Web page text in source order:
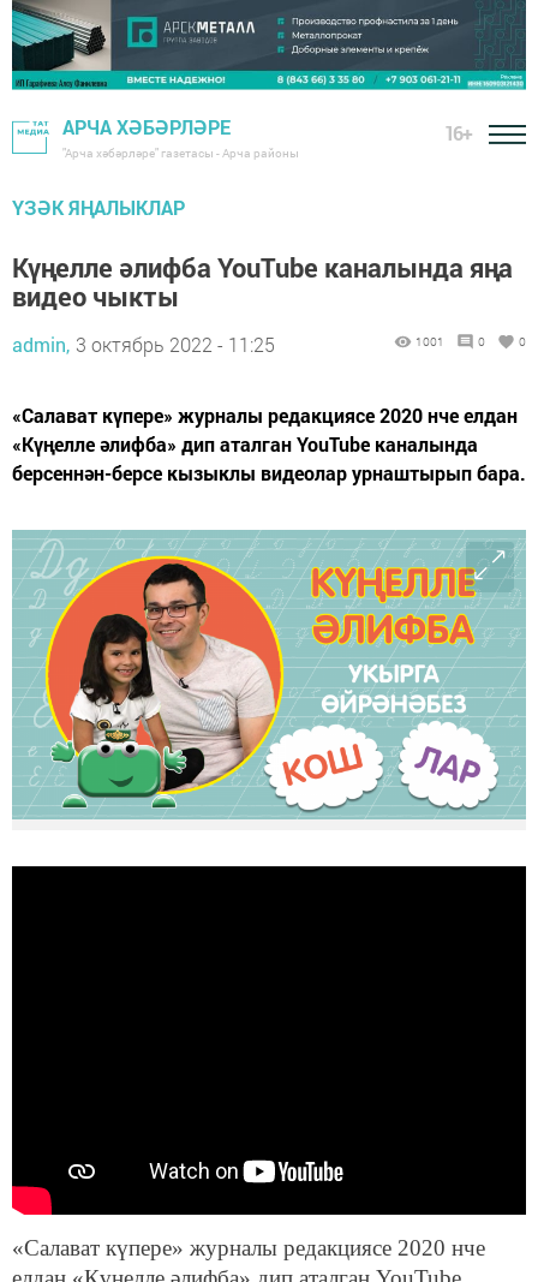
АРЧА ХӘБӘРЛӘРЕ
"Арча хәбәрләре" газетасы - Арча районы
16+
ҮЗӘК ЯҢАЛЫКЛАР
Күңелле әлифба YouTube каналында яңа
видео чыкты
admin, 3 октябрь 2022 - 11:25 1001 0 0
«Салават күпере» журналы редакциясе 2020 нче елдан
«Күңелле әлифба» дип аталган YouTube каналында
берсеннән-берсе кызыклы видеолар урнаштырып бара.
«Салават күпере» журналы редакциясе 2020 нче